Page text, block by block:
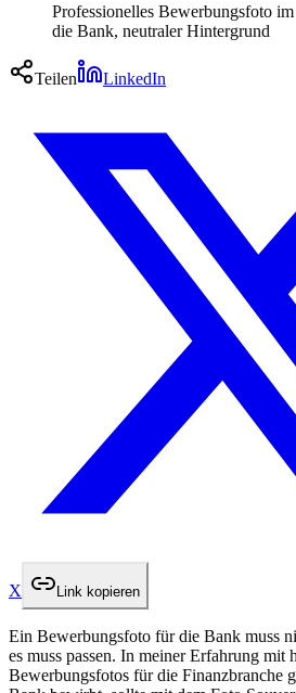
Professionelles Bewerbungsfoto
die Bank, neutraler Hintergrund
Teilen LinkedIn
X Link kopieren
Ein Bewerbungsfoto für die Bank muss
es muss passen. In meiner Erfahrung mit
Bewerbungsfotos für die Finanzbranche